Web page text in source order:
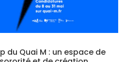
du Quai M : un espace de